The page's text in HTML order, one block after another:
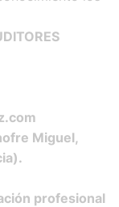
Miguel,
profesional